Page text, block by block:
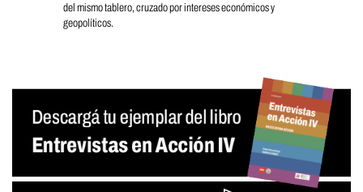
del mismo tablero, cruzado por intereses económicos y
geopolíticos.